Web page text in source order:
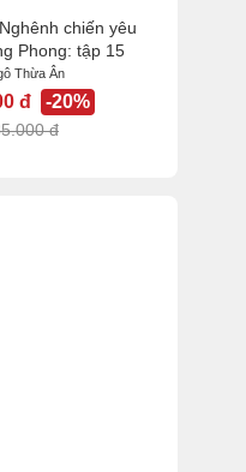
chiến yêu
Phong: tập 15
Thừa Ân
đ -20%
đ